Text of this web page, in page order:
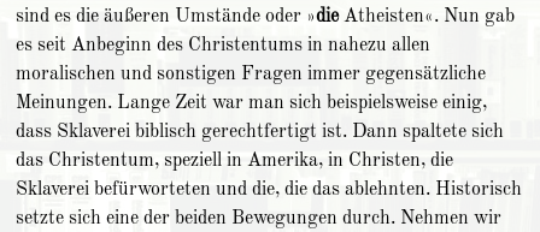
sind es die äußeren Umstände oder »dieAtheisten«. Nun gab
es seit Anbeginn des Christentums in nahezu allen
moralischen und sonstigen Fragen immer gegensätzliche
Meinungen. Lange Zeit war man sich beispielsweise einig,
dass Sklaverei biblisch gerechtfertigt ist. Dann spaltete sich
das Christentum, speziell in Amerika, in Christen, die
Sklaverei befürworteten und die, die das ablehnten. Historisch
setzte sich eine der beiden Bewegungen durch. Nehmen wir